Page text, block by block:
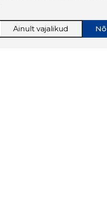
Ainult vajalikud